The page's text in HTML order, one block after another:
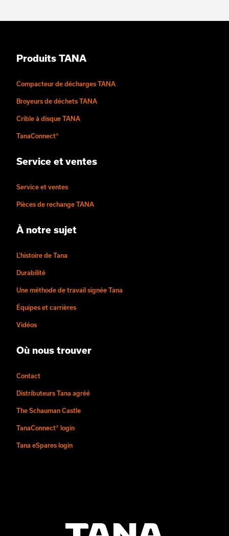
Produits TANA
Compacteur de décharges TANA
Broyeurs de déchets TANA
Crible à disque TANA
TanaConnect®
Service et ventes
Service et ventes
Pièces de rechange TANA
À notre sujet
L’histoire de Tana
Durabilité
Une méthode de travail signée Tana
Équipes et carrières
Vidéos
Où nous trouver
Contact
Distributeurs Tana agréé
The Schauman Castle
TanaConnect® login
Tana eSpares login